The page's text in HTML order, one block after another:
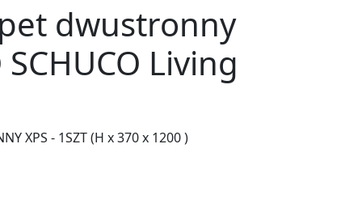
dwustronny
SCHUCO Living
XPS - 1SZT (H x 370 x 1200 )